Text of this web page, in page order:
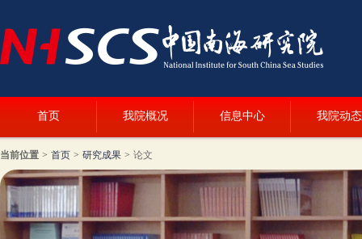
首页 我院概况 信息中心 我院动态
当前位置 > 首页 > 研究成果 > 论文